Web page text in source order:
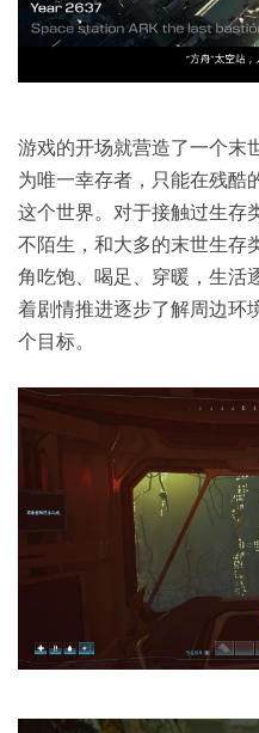
游戏的开场就营造了一个末
为唯一幸存者，只能在残酷
这个世界。对于接触过生存
不陌生，和大多的末世生存
角吃饱、喝足、穿暖，生活
着剧情推进逐步了解周边环
个目标。